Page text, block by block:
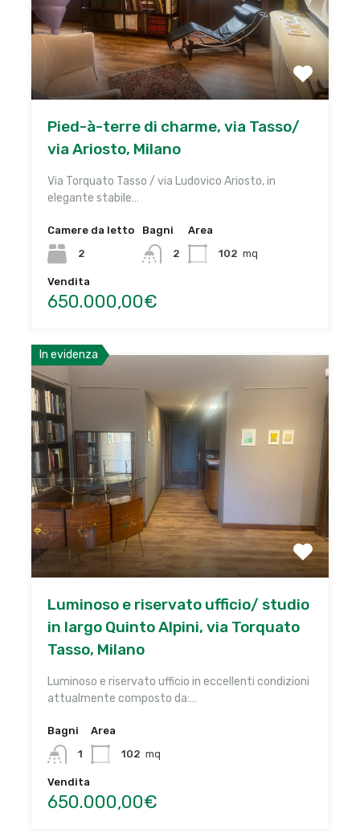
Pied-à-terre di charme, via Tasso/
via Ariosto, Milano
Via Torquato Tasso / via Ludovico Ariosto, in
elegante stabile…
Camere da letto
2
Bagni
2
Area
102 mq
Vendita
650.000,00€
In evidenza
Luminoso e riservato ufficio/ studio
in largo Quinto Alpini, via Torquato
Tasso, Milano
Luminoso e riservato ufficio in eccellenti condizioni
attualmente composto da:…
Bagni
1
Area
102 mq
Vendita
650.000,00€